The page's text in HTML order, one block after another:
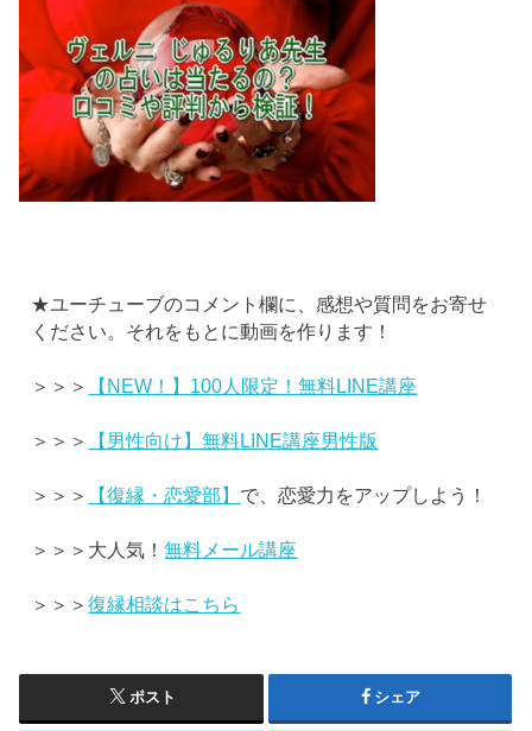
★ユーチューブのコメント欄に、感想や質問をお寄せ
ください。それをもとに動画を作ります！
＞＞＞ 【NEW！】100人限定！無料LINE講座
＞＞＞ 【男性向け】無料LINE講座男性版
＞＞＞ 【復縁・恋愛部】 で、恋愛力をアップしよう！
＞＞＞大人気！無料メール講座
＞＞＞復縁相談はこちら
ポスト シェア